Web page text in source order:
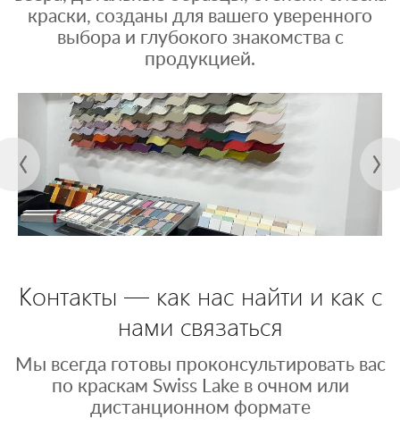
краски, созданы для вашего уверенного
выбора и глубокого знакомства с
продукцией.
Контакты — как нас найти и как с
нами связаться
Мы всегда готовы проконсультировать вас
по краскам Swiss Lake в очном или
дистанционном формате